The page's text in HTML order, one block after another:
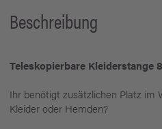
Beschreibung
Teleskopierbare Kleiderstange
Ihr benötigt zusätzlichen Platz im
Kleider oder Hemden?